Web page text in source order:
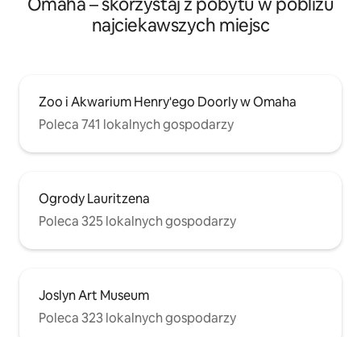
najciekawszych miejsc
Zoo i Akwarium Henry'ego Doorly w Omaha
Poleca 741 lokalnych gospodarzy
Ogrody Lauritzena
Poleca 325 lokalnych gospodarzy
Joslyn Art Museum
Poleca 323 lokalnych gospodarzy